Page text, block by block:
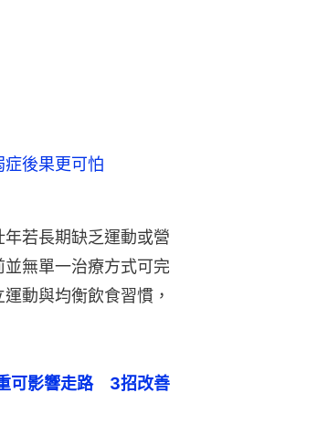
後果更可怕
若長期缺乏運動或營
無單一治療方式可完
動與均衡飲食習慣，
可影響走路　3招改善